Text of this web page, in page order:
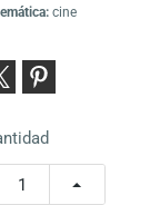
cine